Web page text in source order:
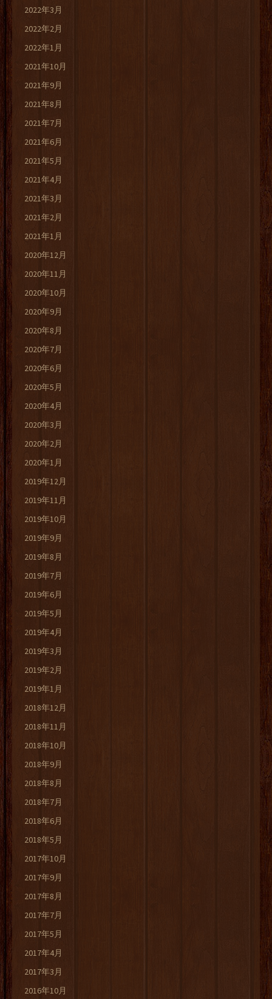
2022年3月
2022年2月
2022年1月
2021年10月
2021年9月
2021年8月
2021年7月
2021年6月
2021年5月
2021年4月
2021年3月
2021年2月
2021年1月
2020年12月
2020年11月
2020年10月
2020年9月
2020年8月
2020年7月
2020年6月
2020年5月
2020年4月
2020年3月
2020年2月
2020年1月
2019年12月
2019年11月
2019年10月
2019年9月
2019年8月
2019年7月
2019年6月
2019年5月
2019年4月
2019年3月
2019年2月
2019年1月
2018年12月
2018年11月
2018年10月
2018年9月
2018年8月
2018年7月
2018年6月
2018年5月
2017年10月
2017年9月
2017年8月
2017年7月
2017年5月
2017年4月
2017年3月
2016年10月